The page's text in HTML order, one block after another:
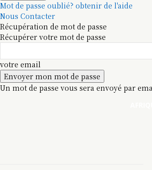
Mot de passe oublié? obtenir de l'aide
Nous Contacter
Récupération de mot de passe
Récupérer votre mot de passe
votre email
Un mot de passe vous sera envoyé par